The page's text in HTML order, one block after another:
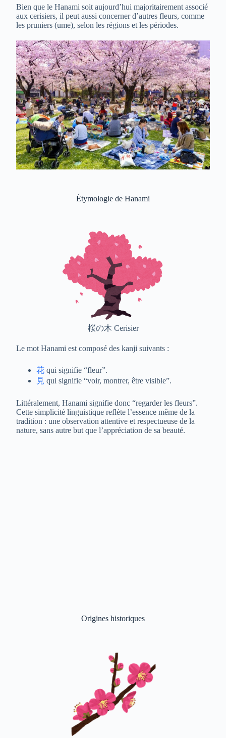
Bien que le Hanami soit aujourd’hui majoritairement associé
aux cerisiers, il peut aussi concerner d’autres fleurs, comme
les pruniers (ume), selon les régions et les périodes.
Étymologie de Hanami
桜の木 Cerisier
Le mot Hanami est composé des kanji suivants :
花 qui signifie “fleur”.
見 qui signifie “voir, montrer, être visible”.
Littéralement, Hanami signifie donc “regarder les fleurs”.
Cette simplicité linguistique reflète l’essence même de la
tradition : une observation attentive et respectueuse de la
nature, sans autre but que l’appréciation de sa beauté.
Origines historiques